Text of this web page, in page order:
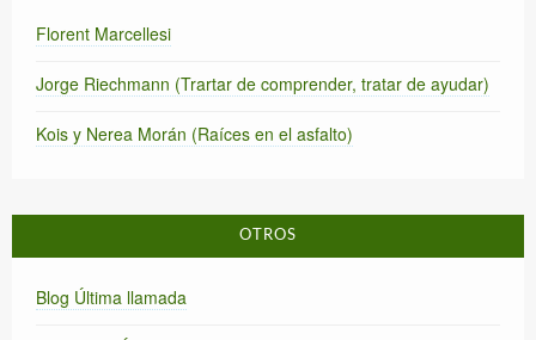
Florent Marcellesi
Jorge Riechmann (Trartar de comprender, tratar de ayudar)
Kois y Nerea Morán (Raíces en el asfalto)
OTROS
Blog Última llamada